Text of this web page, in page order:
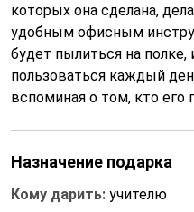
которых она сделана,
удобным офисным
будет пылиться на
пользоваться каждый
вспоминая о том, кто его
Назначение подарка
Кому дарить: учителю